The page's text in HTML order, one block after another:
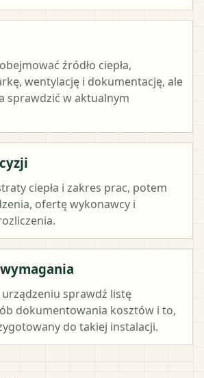
źródło ciepła,
wentylację i dokumentację, ale
sprawdzić w aktualnym
ciepła i zakres prac, potem
ofertę wykonawcy i
urządzeniu sprawdź listę
dokumentowania kosztów i to,
do takiej instalacji.